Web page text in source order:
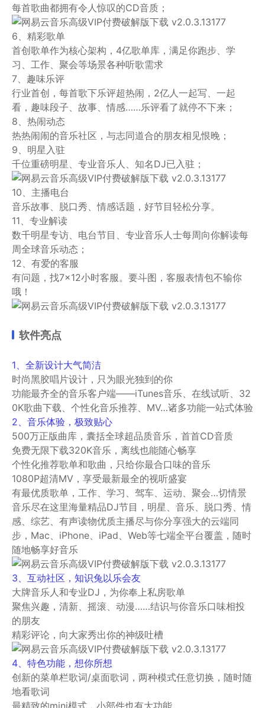
每首歌曲都拥有令人惊叹的CD音质；
6、精彩歌单
首创歌单作为核心架构，4亿歌单库，满足你跑步、学
习、工作、聚会等场景各种听歌需求
7、趣味乐评
行业首创，每首歌下乐评超热闹，2亿人一起写、一起
看，趣味段子、故事、情感……乐评看了就停不下来；
8、热闹动态
热热闹闹的音乐社区，与志同道合的朋友相见恨晚；
9、明星入驻
千位重磅明星、专业音乐人、知名DJ已入驻；
10、主播电台
音乐故事、脱口秀、情感话题，好节目轻松分享。
11、专业解读
数千明星专访、电台节目、专业音乐人士每周向你解读每
周全球音乐动态；
12、有爱的客服
有问题，找7×12小时客服。要斗图，客服表情包不输你
哦！
软件亮点
1、全新设计大气简洁
时尚黑胶唱片设计，只为眼光独到的你
功能最齐全的音乐客户端——iTunes音乐、在线试听、32
0K歌曲下载、个性化音乐推荐、MV…诸多功能一站式体验
2、音乐体验，极致贴心
500万正版曲库，囊括全球超品质音乐，首首CD音质
免费无限下载320K音乐，离线也能随心畅享
个性化推荐歌单和歌曲，只给你最合口味的音乐
1080P超清MV，享受最新最全的视听盛宴
有最优质歌单，工作、学习、驾车、运动、聚会…切情景
音乐尽在这里海量精品DJ节目，明星、音乐、脱口秀、情
感、综艺、有声读物优质主播尽与你分享强大的云端同
步，Mac、iPhone、iPad、Web等七端全平台覆盖，随时
随地畅享好音乐
3、互动社区，知识兔以乐会友
大牌音乐人和专业DJ，为你奉上私房歌单
聚焦兴趣，清新、摇滚、动漫……结识与你音乐口味相投
的朋友
精彩评论，向大家秀出你的神级吐槽
4、特色功能，想你所想
创新的菜单栏歌词/桌面歌词，两种模式任意切换，随时随
地看歌词
最精致的mini模式，小部件也有大功能